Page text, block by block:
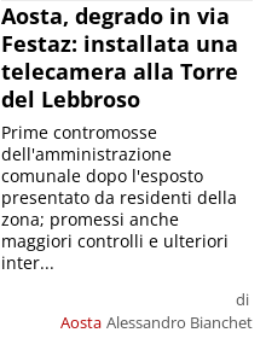
Aosta, degrado in via
Festaz: installata una
telecamera alla Torre
del Lebbroso
Aosta
di
Alessandro Bianchet
Prime contromosse
dell'amministrazione
comunale dopo l'esposto
presentato da residenti della
zona; promessi anche
maggiori controlli e ulteriori
inter...